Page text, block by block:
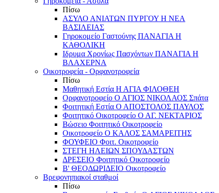
Πίσω
ΑΣΥΛΟ ΑΝΙΑΤΩΝ ΠΥΡΓΟΥ Η ΝΕΑ
ΒΑΣΙΛΕΙΑΣ
Γηροκομείο Γαστούνης ΠΑΝΑΓΙΑ Η
ΚΑΘΟΛΙΚΗ
Ιδρυμα Χρονίως Πασχόντων ΠΑΝΑΓΙΑ Η
ΒΛΑΧΕΡΝΑ
Οικοτροφεία - Ορφανοτροφεία
Πίσω
Μαθητική Εστία Η ΑΓΙΑ ΦΙΛΟΘΕΗ
Ορφανοτροφείο Ο ΑΓΙΟΣ ΝΙΚΟΛΑΟΣ Σπάτα
Φοιτητική Εστία Ο ΑΠΟΣΤΟΛΟΣ ΠΑΥΛΟΣ
Φοιτητικό Οικοτροφείο Ο ΑΓ. ΝΕΚΤΑΡΙΟΣ
Βώσειο Φοιτητικό Οικοτροφείο
Οικοτροφείο Ο ΚΑΛΟΣ ΣΑΜΑΡΕΙΤΗΣ
ΦΟΥΦΕΙΟ Φοιτ. Οικοτροφείο
ΣΤΕΓΗ ΗΛΕΙΩΝ ΣΠΟΥΔΑΣΤΩΝ
ΔΡΕΣΕΙΟ Φοιτητικό Οικοτροφείο
Β' ΘΕΟΔΩΡΙΔΕΙΟ Οικοτροφείο
Βρεφονηπιακοί σταθμοί
Πίσω